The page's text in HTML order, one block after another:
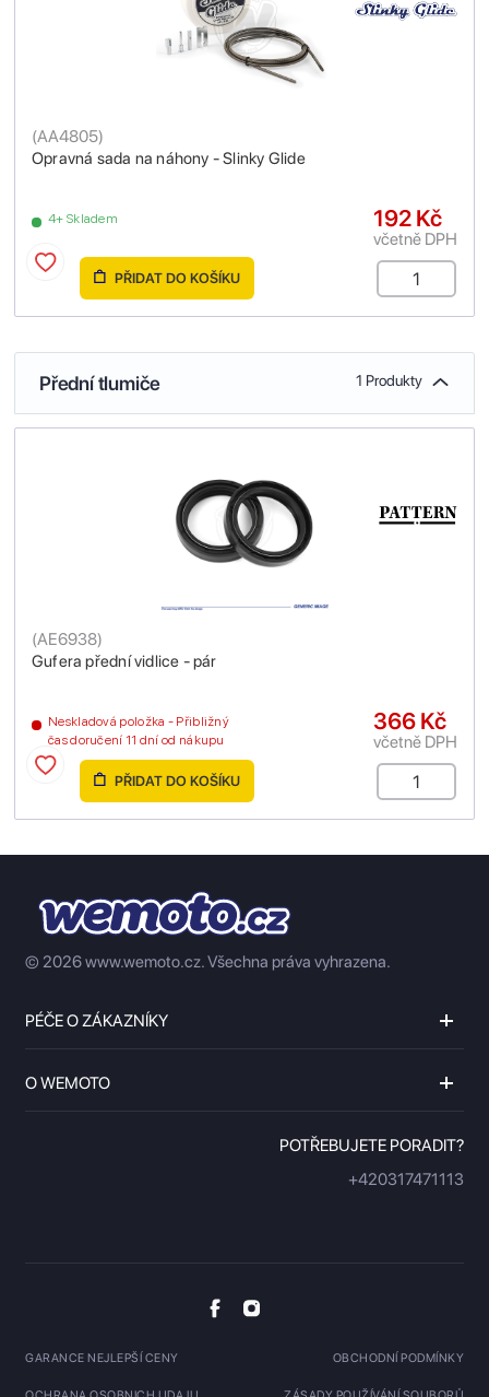
Opravná sada na náhony - Slinky Glide
(AA4805)
4+ Skladem 192 Kč
včetně DPH
PŘIDAT DO KOŠÍKU
Přední tlumiče 1 Produkty
Gufera přední vidlice - pár
(AE6938)
Neskladová položka - Přibližný
čas doručení 11 dní od nákupu
366 Kč
včetně DPH
PŘIDAT DO KOŠÍKU
© 2026 www.wemoto.cz.Všechna práva vyhrazena.
PÉČE O ZÁKAZNÍKY
O WEMOTO
POTŘEBUJETE PORADIT?
+420317471113
GARANCE NEJLEPŠÍ CENY OBCHODNÍ PODMÍNKY